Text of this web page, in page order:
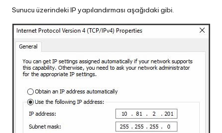
Sunucu üzerindeki IP yapılandırması aşağıdaki gibi.